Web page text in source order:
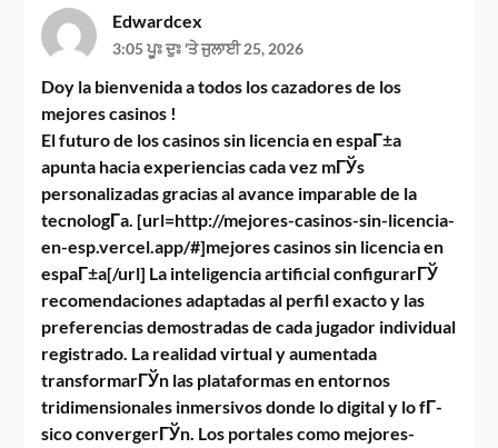
Edwardcex
3:05 ਪੂਃ ਦੁਃ 'ਤੇ ਜੁਲਾਈ 25, 2026
Doy la bienvenida a todos los cazadores de los
mejores casinos !
El futuro de los casinos sin licencia en espaГ±a
apunta hacia experiencias cada vez mГЎs
personalizadas gracias al avance imparable de la
tecnologГ­a. [url=http://mejores-casinos-sin-licencia-
en-esp.vercel.app/#]mejores casinos sin licencia en
espaГ±a[/url] La inteligencia artificial configurarГЎ
recomendaciones adaptadas al perfil exacto y las
preferencias demostradas de cada jugador individual
registrado. La realidad virtual y aumentada
transformarГЎn las plataformas en entornos
tridimensionales inmersivos donde lo digital y lo fГ­
sico convergerГЎn. Los portales como mejores-